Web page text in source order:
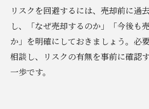
リスクを回避するには、売却前に過
し、「なぜ売却するのか」「今後も
か」を明確にしておきましょう。必
相談し、リスクの有無を事前に確認
一歩です。